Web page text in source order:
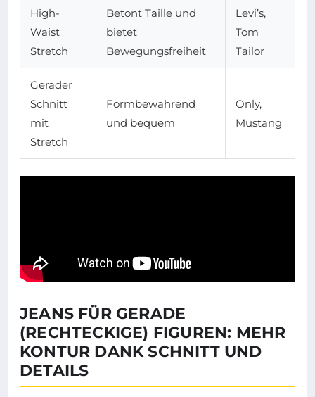
High-
Waist
Stretch
Betont Taille und
bietet
Bewegungsfreiheit
Levi’s,
Tom
Tailor
Gerader
Schnitt
mit
Stretch
Formbewahrend
und bequem
Only,
Mustang
JEANS FÜR GERADE
(RECHTECKIGE) FIGUREN: MEHR
KONTUR DANK SCHNITT UND
DETAILS